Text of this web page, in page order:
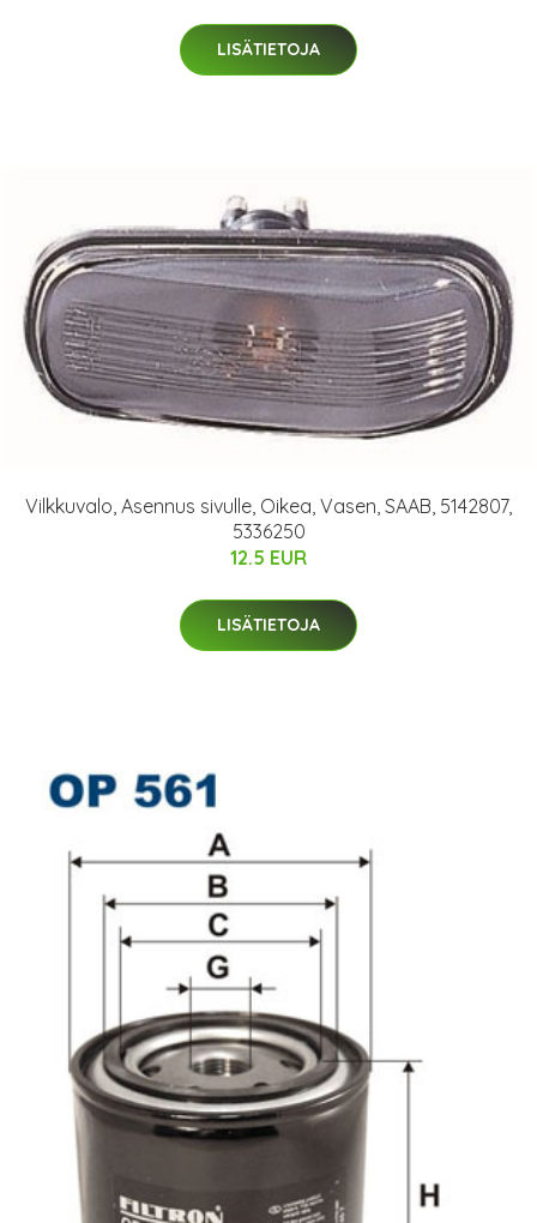
LISÄTIETOJA
Vilkkuvalo, Asennus sivulle, Oikea, Vasen, SAAB, 5142807,
5336250
12.5 EUR
LISÄTIETOJA